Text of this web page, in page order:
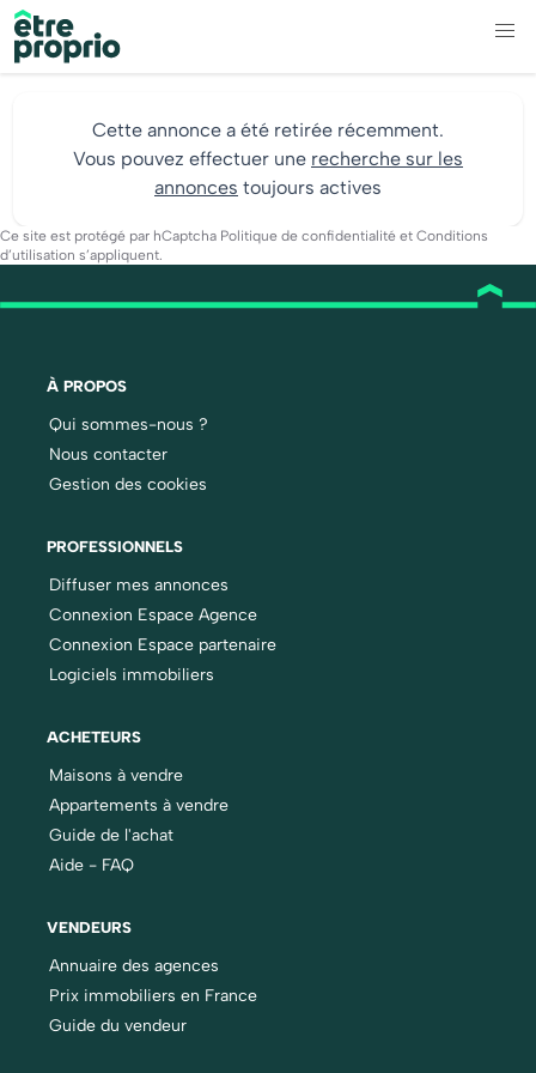
Cette annonce a été retirée récemment.
Vous pouvez effectuer une recherche sur les
annonces toujours actives
Ce site est protégé par hCaptcha Politique de confidentialité et Conditions
d’utilisation s’appliquent.
À PROPOS
Qui sommes-nous ?
Nous contacter
Gestion des cookies
PROFESSIONNELS
Diffuser mes annonces
Connexion Espace Agence
Connexion Espace partenaire
Logiciels immobiliers
ACHETEURS
Maisons à vendre
Appartements à vendre
Guide de l'achat
Aide - FAQ
VENDEURS
Annuaire des agences
Prix immobiliers en France
Guide du vendeur